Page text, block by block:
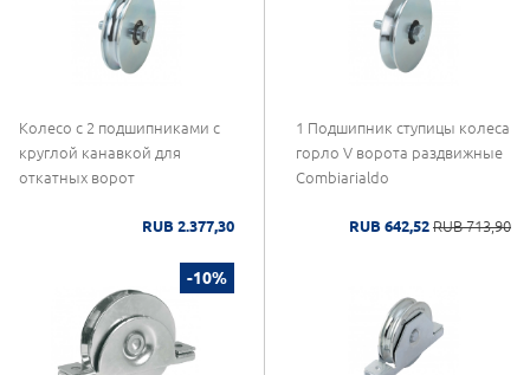
Колесо с 2 подшипниками с
круглой канавкой для
откатных ворот
RUB 2.377,30
1 Подшипник ступицы колеса
горло V ворота раздвижные
Combiarialdo
RUB 642,52 RUB 713,90
-10%